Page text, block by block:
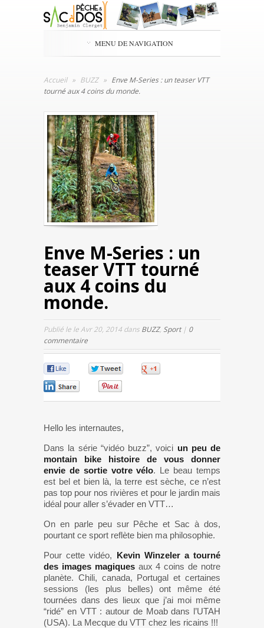
MENU DE NAVIGATION
Accueil » BUZZ » Enve M-Series : un teaser VTT
tourné aux 4 coins du monde.
Enve M-Series : un
teaser VTT tourné
aux 4 coins du
monde.
Publié le le Avr 20, 2014 dans BUZZ, Sport| 0
commentaire
Hello les internautes,
Dans la série “vidéo buzz”, voici un peu de
montain bike histoire de vous donner
envie de sortie votre vélo. Le beau temps
est bel et bien là, la terre est sèche, ce n’est
pas top pour nos rivières et pour le jardin mais
idéal pour aller s’évader en VTT…
On en parle peu sur Pêche et Sac à dos,
pourtant ce sport reflète bien ma philosophie.
Pour cette vidéo, Kevin Winzeler a tourné
des images magiquesaux 4 coins de notre
planète. Chili, canada, Portugal et certaines
sessions (les plus belles) ont même été
tournées dans des lieux que j’ai moi même
“ridé” en VTT : autour de Moab dans l’UTAH
(USA). La Mecque du VTT chez les ricains !!!